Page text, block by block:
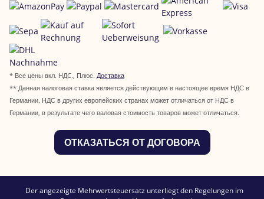
* Все цены вкл. НДC., Плюс. Доставка
** Данная налоговая ставка является действующим в настоящее время НДС в
Германии. НДС в других европейских странах может отличаться от НДС в
Германии, в результате чего валовая стоимость товаров может отличаться.
ОТКАЗАТЬСЯ ОТ ДОГОВОРА
Der angezeigte Mehrwertsteuersatz unterliegt den Regelungen im